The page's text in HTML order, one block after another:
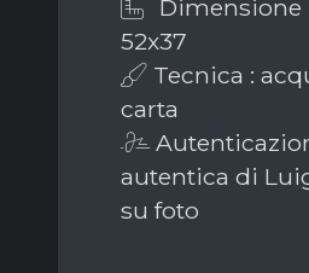
Dimensione
52x37
Tecnica :
carta
autentica di
su foto